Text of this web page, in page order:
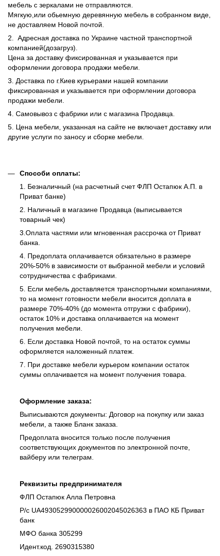
мебель с зеркалами не отправляются.
Мягкую,или обьемную деревянную мебель в собранном виде,
не доставляем Новой почтой.
2. Адресная доставка по Украине частной транспортной
компанией(дозагруз).
Цена за доставку фиксированная и указывается при
оформлении договора продажи мебели.
3. Доставка по г.Киев курьерами нашей компании
фиксированная и указывается при оформлении договора
продажи мебели.
4. Самовывоз с фабрики или с магазина Продавца.
5. Цена мебели, указанная на сайте не включает доставку или
другие услуги по заносу и сборке мебели.
Способи оплаты:
1. Безналичный (на расчетный счет ФЛП Остапюк А.П. в
Приват банке)
2. Наличный в магазине Продавца (выписывается
товарный чек)
3.Оплата частями или мгновенная рассрочка от Приват
банка.
4. Предоплата оплачивается обязательно в размере
20%-50% в зависимости от выбранной мебели и условий
сотрудничества с фабриками.
5. Если мебель доставляется транспортными компаниями,
то на момент готовности мебели вносится доплата в
размере 70%-40% (до момента отгрузки с фабрики),
остаток 10% и доставка оплачивается на момент
получения мебели.
6. Если доставка Новой почтой, то на остаток суммы
оформляется наложенный платеж.
7. При доставке мебели курьером компании остаток
суммы оплачивается на момент получения товара.
Оформление заказа:
Выписываются документы: Договор на покупку или заказ
мебели, а также Бланк заказа.
Предоплата вносится только после получения
соответствующих документов по электронной почте,
вайберу или телеграм.
Реквизиты предпринимателя
ФЛП Остапюк Алла Петровна
Р/с UA493052990000026002045026363 в ПАО КБ Приват
банк
МФО банка 305299
Идент.код. 2690315380